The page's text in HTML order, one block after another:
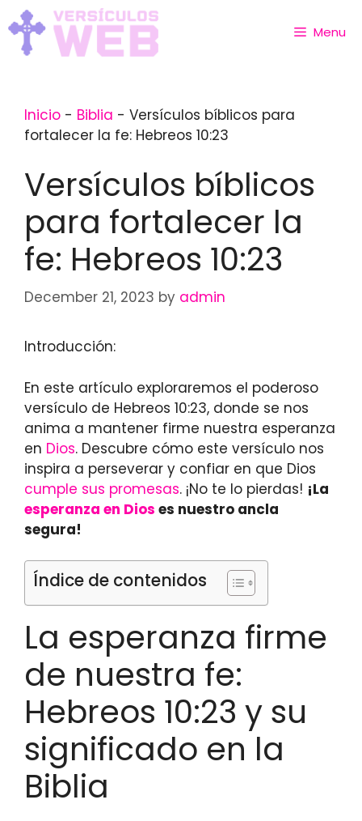
Skip
to
content
Menu
Inicio - Biblia - Versículos bíblicos para
fortalecer la fe: Hebreos 10:23
Versículos bíblicos
para fortalecer la
fe: Hebreos 10:23
December 21, 2023 by admin
Introducción:
En este artículo exploraremos el poderoso
versículo de Hebreos 10:23, donde se nos
anima a mantener firme nuestra esperanza
en Dios. Descubre cómo este versículo nos
inspira a perseverar y confiar en que Dios
cumple sus promesas. ¡No te lo pierdas! ¡La
esperanza en Dios es nuestro ancla
segura!
Índice de contenidos
La esperanza firme
de nuestra fe:
Hebreos 10:23 y su
significado en la
Biblia